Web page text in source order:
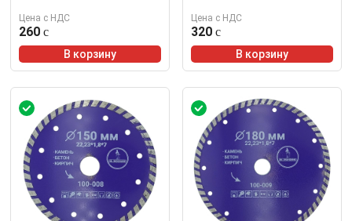
Цена с НДС
260
В корзину
Цена с НДС
320
В корзину